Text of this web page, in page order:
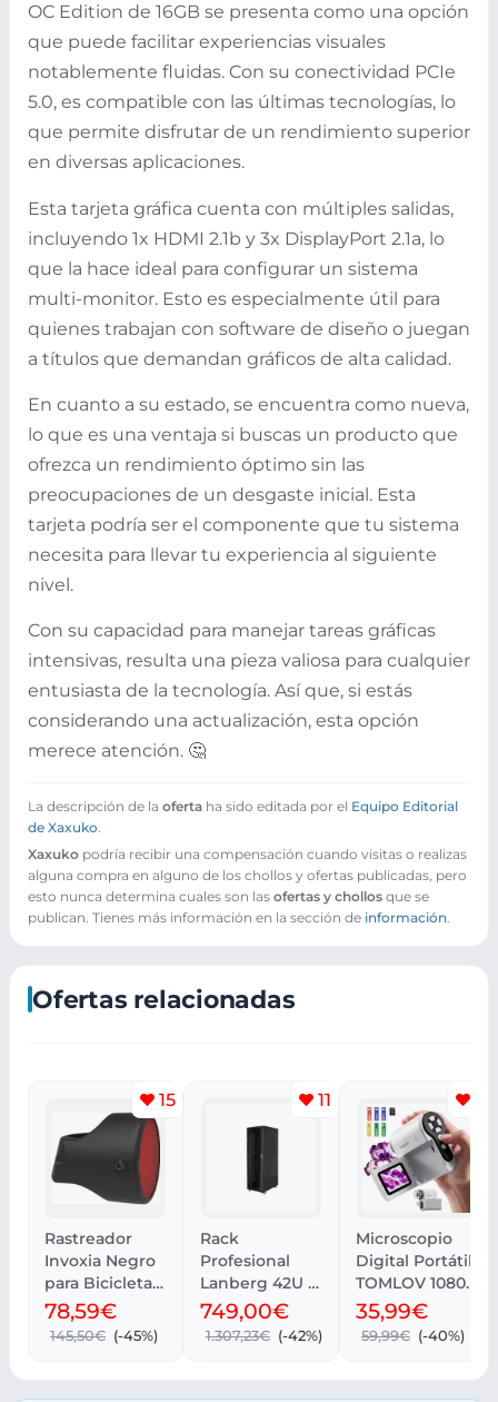
OC Edition de 16GB se presenta como una opción
que puede facilitar experiencias visuales
notablemente fluidas. Con su conectividad PCIe
5.0, es compatible con las últimas tecnologías, lo
que permite disfrutar de un rendimiento superior
en diversas aplicaciones.
Esta tarjeta gráfica cuenta con múltiples salidas,
incluyendo 1x HDMI 2.1b y 3x DisplayPort 2.1a, lo
que la hace ideal para configurar un sistema
multi-monitor. Esto es especialmente útil para
quienes trabajan con software de diseño o juegan
a títulos que demandan gráficos de alta calidad.
En cuanto a su estado, se encuentra como nueva,
lo que es una ventaja si buscas un producto que
ofrezca un rendimiento óptimo sin las
preocupaciones de un desgaste inicial. Esta
tarjeta podría ser el componente que tu sistema
necesita para llevar tu experiencia al siguiente
nivel.
Con su capacidad para manejar tareas gráficas
intensivas, resulta una pieza valiosa para cualquier
entusiasta de la tecnología. Así que, si estás
considerando una actualización, esta opción
merece atención. 🤔
La descripción de la oferta ha sido editada por el Equipo Editorial
de Xaxuko.
Xaxuko podría recibir una compensación cuando visitas o realizas
alguna compra en alguno de los chollos y ofertas publicadas, pero
esto nunca determina cuales son las ofertas y chollos que se
publican. Tienes más información en la sección de información.
Ofertas relacionadas
15
Rastreador
Invoxia Negro
para Bicicletas
GPS
78,59€
145,50€ (-45%)
11
Rack
Profesional
Lanberg 42U -
800 kg,
Ventilación y
Cristal
749,00€
1.307,23€ (-42%)
Microscopio
Digital Portátil
TOMLOV 1080P
con Pantalla
LCD 2
35,99€
59,99€ (-40%)